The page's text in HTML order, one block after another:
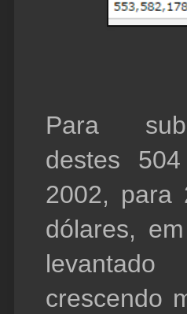
Para
destes
2002, para
dólares,
crescendo